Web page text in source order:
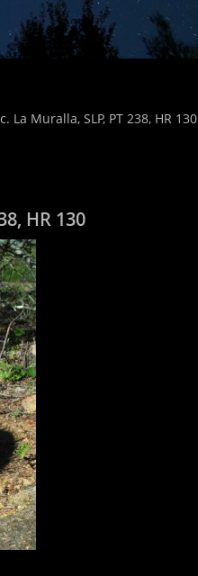
La Muralla, SLP, PT 238, HR 130
HR 130